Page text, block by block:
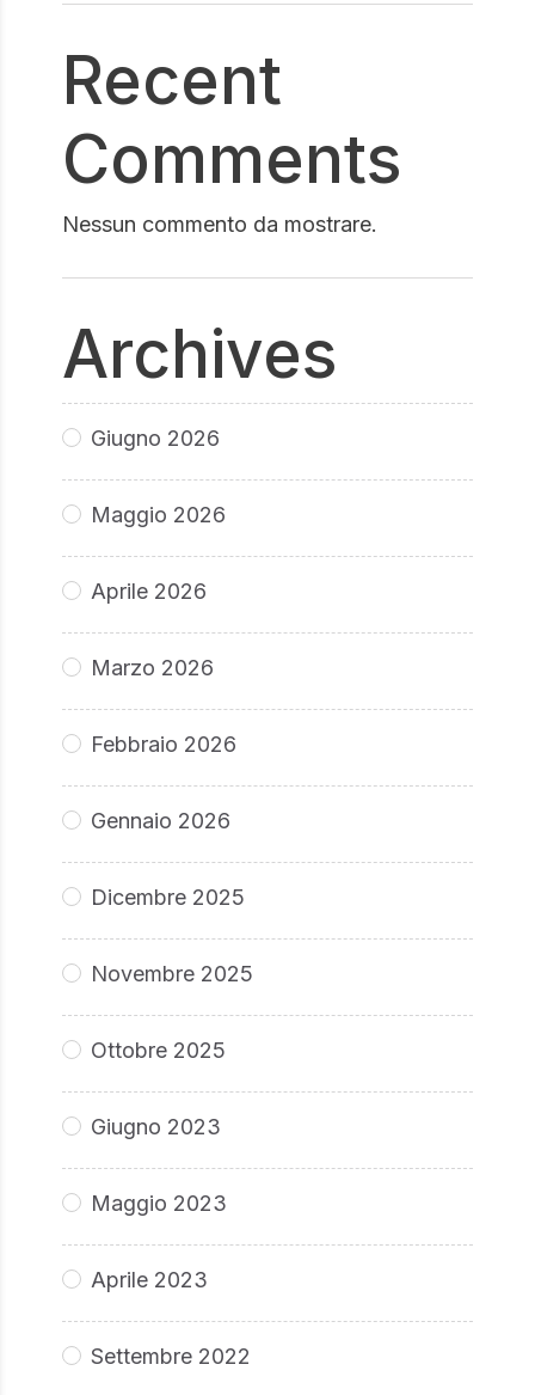
Recent
Comments
Nessun commento da mostrare.
Archives
Giugno 2026
Maggio 2026
Aprile 2026
Marzo 2026
Febbraio 2026
Gennaio 2026
Dicembre 2025
Novembre 2025
Ottobre 2025
Giugno 2023
Maggio 2023
Aprile 2023
Settembre 2022